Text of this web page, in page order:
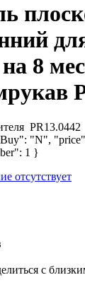
8
PR13.0442
"N",
1 }
с